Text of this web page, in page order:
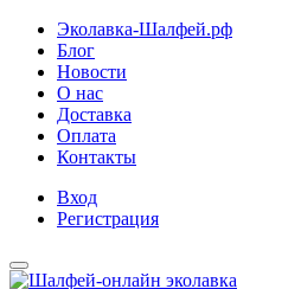
Эколавка-Шалфей.рф
Блог
Новости
О нас
Доставка
Оплата
Контакты
Вход
Регистрация